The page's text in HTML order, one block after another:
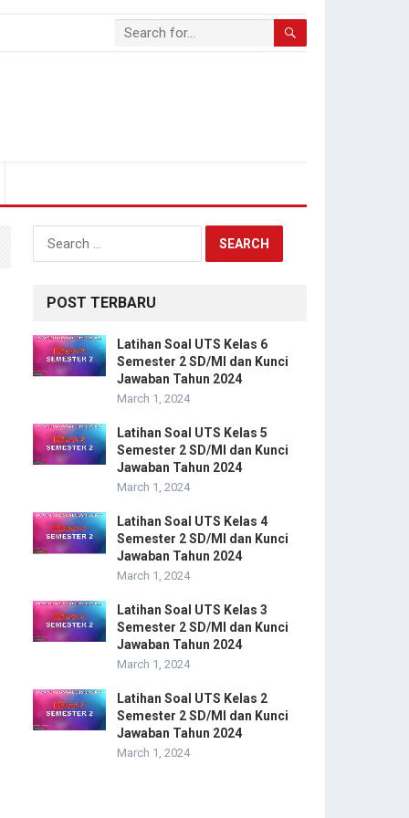
Search
for:
POST TERBARU
Latihan Soal UTS Kelas 6
Semester 2 SD/MI dan Kunci
Jawaban Tahun 2024
March 1, 2024
Latihan Soal UTS Kelas 5
Semester 2 SD/MI dan Kunci
Jawaban Tahun 2024
March 1, 2024
Latihan Soal UTS Kelas 4
Semester 2 SD/MI dan Kunci
Jawaban Tahun 2024
March 1, 2024
Latihan Soal UTS Kelas 3
Semester 2 SD/MI dan Kunci
Jawaban Tahun 2024
March 1, 2024
Latihan Soal UTS Kelas 2
Semester 2 SD/MI dan Kunci
Jawaban Tahun 2024
March 1, 2024